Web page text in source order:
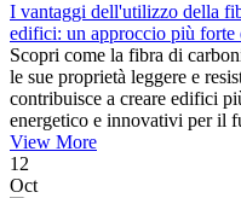
I vantaggi dell'utilizzo della
edifici: un approccio più forte
Scopri come la fibra di
le sue proprietà leggere e
contribuisce a creare edifici
energetico e innovativi per il
View More
12
Oct